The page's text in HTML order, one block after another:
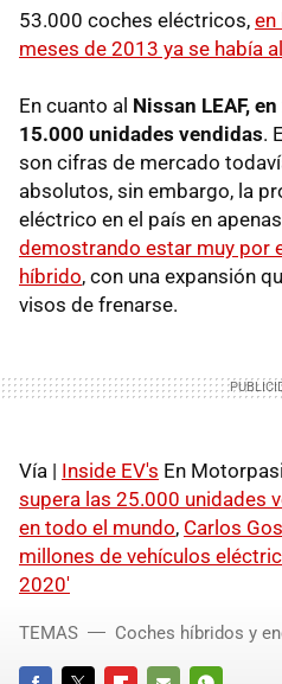
53.000 coches eléctricos, en
meses de 2013 ya se había
En cuanto al Nissan LEAF,
15.000 unidades vendidas.
son cifras de mercado
absolutos, sin embargo, la
eléctrico en el país en
demostrando estar muy por
híbrido, con una expansión
visos de frenarse.
Vía | Inside EV's En
supera las 25.000 unidades
en todo el mundo, Carlos
millones de vehículos
2020'
TEMAS Coches híbridos y